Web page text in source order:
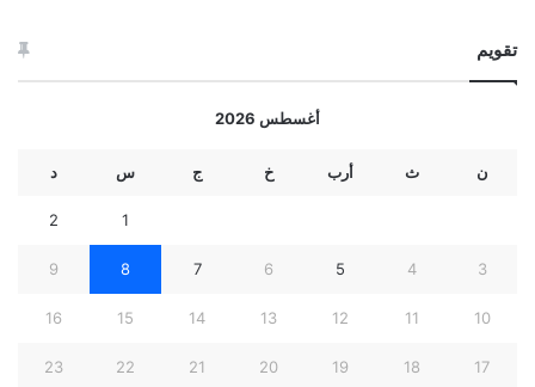
تقويم
أغسطس 2026
ن ث أرب خ ج س د
1
2
3
4
5
6
7
8
9
10
11
12
13
14
15
16
17
18
19
20
21
22
23